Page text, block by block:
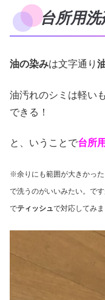
台所用
油の染みは文字通り
油汚れのシミは軽い
できる！
と、いうことで台所
※余りにも範囲が大きかっ
で洗うのがいいみたい。で
でティッシュで対応してみ